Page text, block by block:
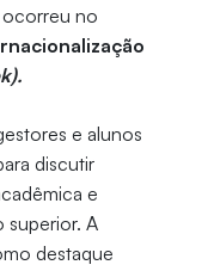
no
e alunos
discutir
e
superior. A
destaque